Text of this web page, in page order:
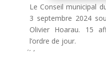
Le Conseil municipal
3 septembre 2024
Olivier Hoarau. 15
l’ordre de jour.
́ ́ ’